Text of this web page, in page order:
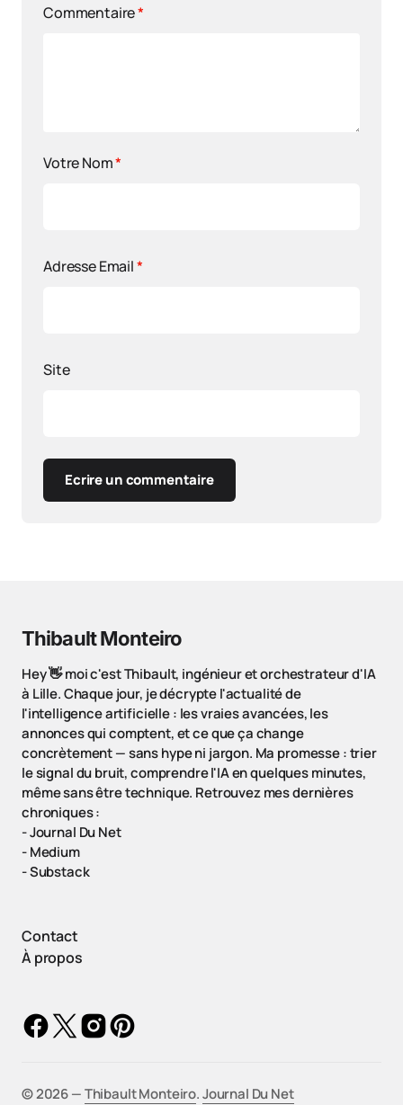
Commentaire*
Votre Nom*
Adresse Email*
Site
Ecrire un commentaire
Thibault Monteiro
Hey 👋 moi c'est Thibault, ingénieur et orchestrateur d'IA
à Lille. Chaque jour, je décrypte l'actualité de
l'intelligence artificielle : les vraies avancées, les
annonces qui comptent, et ce que ça change
concrètement — sans hype ni jargon. Ma promesse : trier
le signal du bruit, comprendre l'IA en quelques minutes,
même sans être technique. Retrouvez mes dernières
chroniques :
-Journal Du Net
-Medium
-Substack
Contact
À propos
©️ 2026 —Thibault Monteiro.Journal Du Net